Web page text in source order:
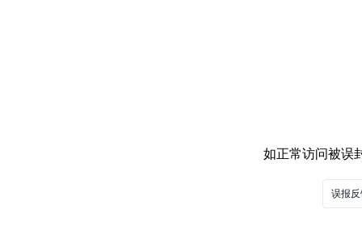
如正常访问被误
误报